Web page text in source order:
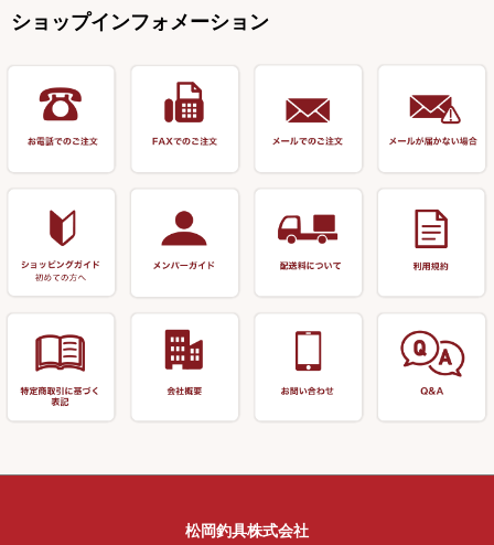
玉網（高級品）
替網・仕付糸
玉置（高級品）
万力付お膳・うどん皿
先受・メスネジ・その他
底取りアイテム
ハサミ
ポンプ絞り器・ポンプ類
リーズ
釣台 釣宝・その他
偏光サングラス
小物ケース・保護ケース
防寒コーナー
塗料用 筆
装飾品
リサイクル 竹竿（～19,999円）
リサイクル 竹竿（深山）
リサイクル 浮子
リサイクル 玉網・玉置・フラ
リサイクル 浮子箱・浮子筒・
アウトレット商品
ショップインフォメーション
松岡釣具株式会社